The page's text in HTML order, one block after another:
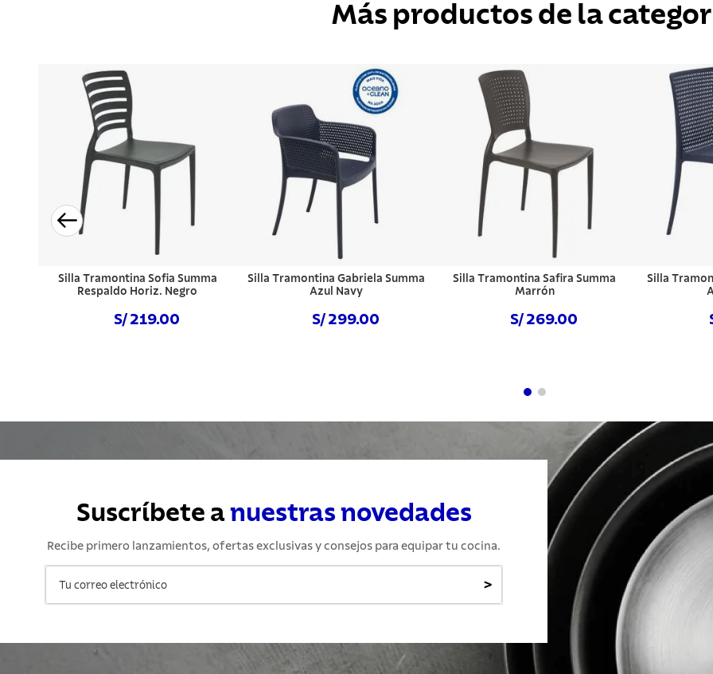
Más productos de la
Silla Tramontina Sofia Summa
Respaldo Horiz. Negro
S/ 219.00
Silla Tramontina Gabriela Summa
Azul Navy
S/ 299.00
Silla Tramontina Safira Summa
Marrón
S/ 269.00
Silla
Suscríbete anuestras novedades
Recibe primero lanzamientos, ofertas exclusivas y consejos para equipar tu cocina.
>